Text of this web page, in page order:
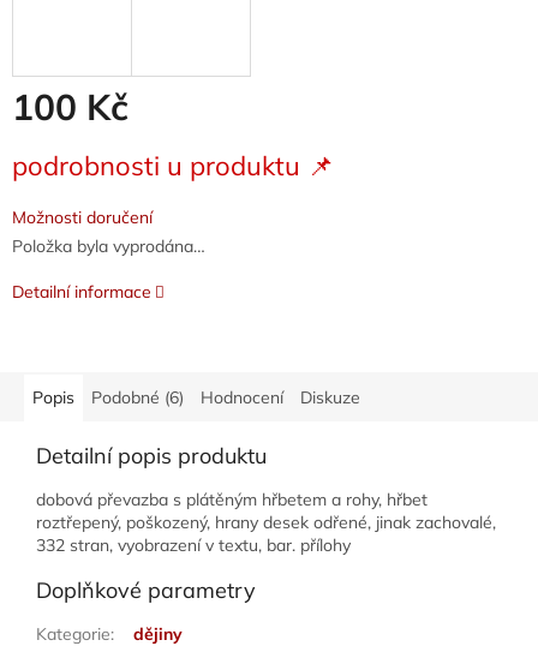
100 Kč
cena:
podrobnosti u produktu 📌
Možnosti doručení
Položka byla vyprodána…
Detailní informace
Popis Podobné (6) Hodnocení Diskuze
Detailní popis produktu
dobová převazba s plátěným hřbetem a rohy, hřbet
roztřepený, poškozený, hrany desek odřené, jinak zachovalé,
332 stran, vyobrazení v textu, bar. přílohy
Doplňkové parametry
Kategorie:
dějiny